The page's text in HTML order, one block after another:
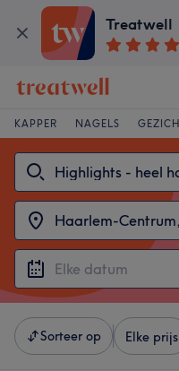
Treatwell
KAPPER NAGELS
Sorteer op Elke prijs